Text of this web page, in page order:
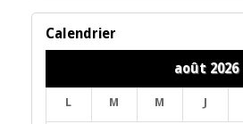
Calendrier
août 2026
L M M J